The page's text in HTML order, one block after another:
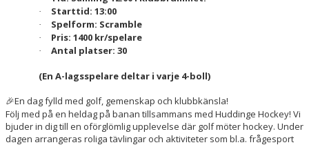
· Starttid: 13:00
· Spelform: Scramble
· Pris: 1400 kr/spelare
· Antal platser: 30
(En A-lagsspelare deltar i varje 4-boll)
🎉En dag fylld med golf, gemenskap och klubbkänsla!
Följ med på en heldag på banan tillsammans med Huddinge Hockey! Vi
bjuder in dig till en oförglömlig upplevelse där golf möter hockey. Under
dagen arrangeras roliga tävlingar och aktiviteter som bl.a. frågesport